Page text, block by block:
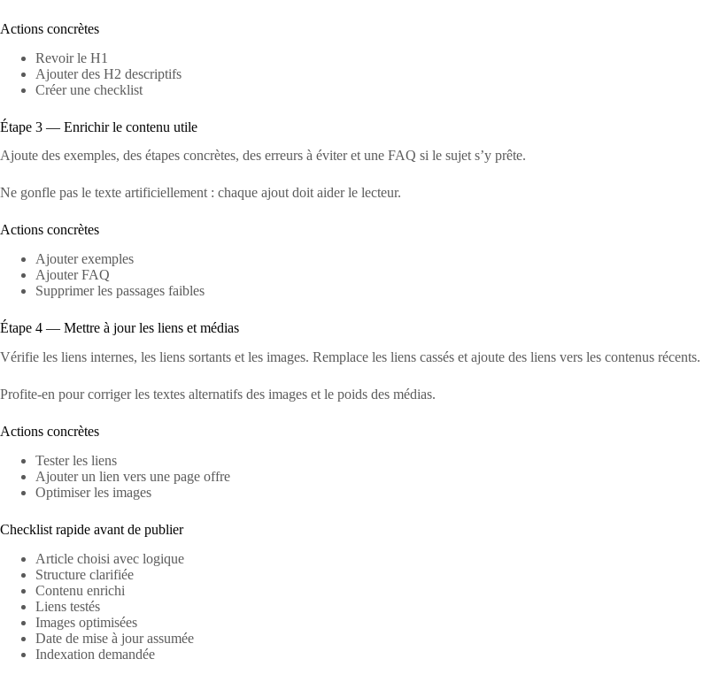
Actions concrètes
Revoir le H1
Ajouter des H2 descriptifs
Créer une checklist
Étape 3 — Enrichir le contenu utile
Ajoute des exemples, des étapes concrètes, des erreurs à éviter et une FAQ si le sujet s’y prête.
Ne gonfle pas le texte artificiellement : chaque ajout doit aider le lecteur.
Actions concrètes
Ajouter exemples
Ajouter FAQ
Supprimer les passages faibles
Étape 4 — Mettre à jour les liens et médias
Vérifie les liens internes, les liens sortants et les images. Remplace les liens cassés et ajoute des liens vers les contenus récents.
Profite-en pour corriger les textes alternatifs des images et le poids des médias.
Actions concrètes
Tester les liens
Ajouter un lien vers une page offre
Optimiser les images
Checklist rapide avant de publier
Article choisi avec logique
Structure clarifiée
Contenu enrichi
Liens testés
Images optimisées
Date de mise à jour assumée
Indexation demandée